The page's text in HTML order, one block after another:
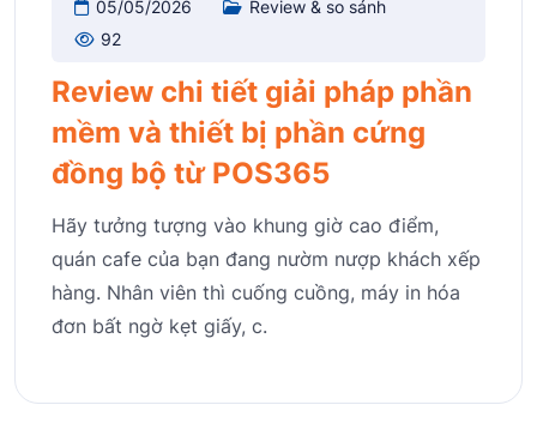
05/05/2026
Review & so sánh
92
Review chi tiết giải pháp phần
mềm và thiết bị phần cứng
đồng bộ từ POS365
Hãy tưởng tượng vào khung giờ cao điểm,
quán cafe của bạn đang nườm nượp khách xếp
hàng. Nhân viên thì cuống cuồng, máy in hóa
đơn bất ngờ kẹt giấy, c.